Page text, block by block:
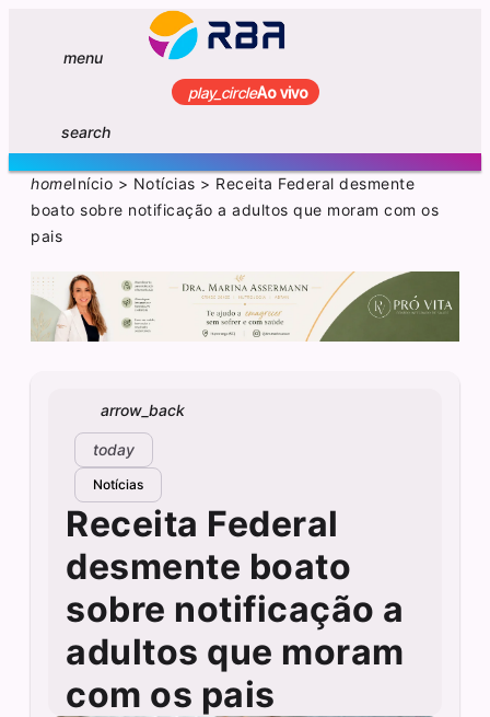
menu
play_circleAo vivo
search
homeInício > Notícias > Receita Federal desmente
boato sobre notificação a adultos que moram com os
pais
arrow_back
today
Notícias
Receita Federal
desmente boato
sobre notificação a
adultos que moram
com os pais